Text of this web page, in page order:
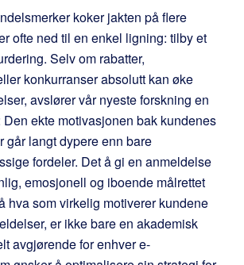
koker jakten på flere
ofte ned til en enkel ligning: tilby et
Selv om rabatter,
konkurranser absolutt kan øke
avslører vår nyeste forskning en
ekte motivasjonen bak kundenes
går langt dypere enn bare
fordeler. Det å gi en anmeldelse
emosjonell og iboende målrettet
hva som virkelig motiverer kundene
er ikke bare en akademisk
avgjørende for enhver e-